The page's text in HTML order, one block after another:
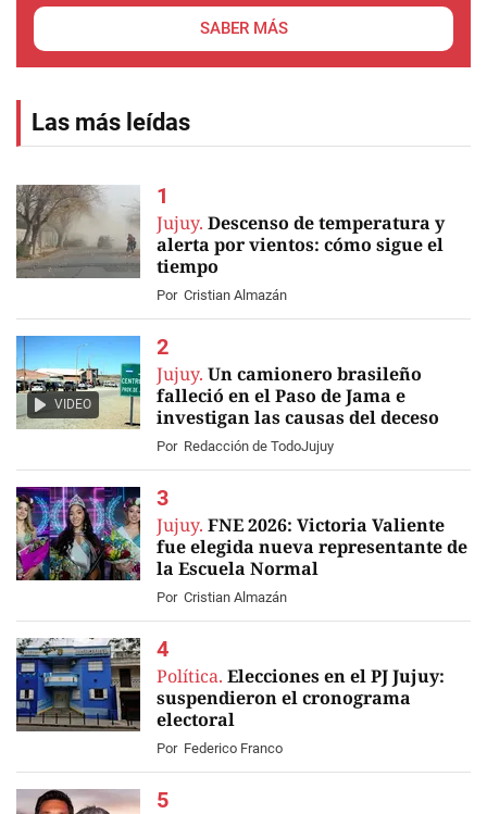
SABER MÁS
Las más leídas
Jujuy. Descenso de temperatura y
alerta por vientos: cómo sigue el
tiempo
Por Cristian Almazán
VIDEO
Jujuy. Un camionero brasileño
falleció en el Paso de Jama e
investigan las causas del deceso
Por Redacción de TodoJujuy
Jujuy. FNE 2026: Victoria Valiente
fue elegida nueva representante de
la Escuela Normal
Por Cristian Almazán
Política. Elecciones en el PJ Jujuy:
suspendieron el cronograma
electoral
Por Federico Franco